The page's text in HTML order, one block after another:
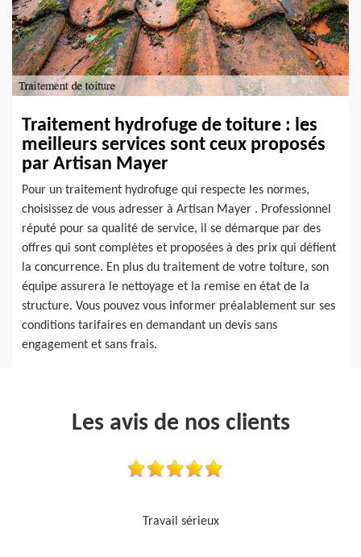
Traitement hydrofuge de toiture : les
meilleurs services sont ceux proposés
par Artisan Mayer
Pour un traitement hydrofuge qui respecte les normes,
choisissez de vous adresser à Artisan Mayer . Professionnel
réputé pour sa qualité de service, il se démarque par des
offres qui sont complètes et proposées à des prix qui défient
la concurrence. En plus du traitement de votre toiture, son
équipe assurera le nettoyage et la remise en état de la
structure. Vous pouvez vous informer préalablement sur ses
conditions tarifaires en demandant un devis sans
engagement et sans frais.
Les avis de nos clients
Je recommande, top !!